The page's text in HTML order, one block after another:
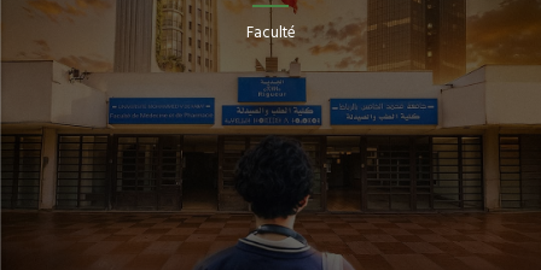
Faculté